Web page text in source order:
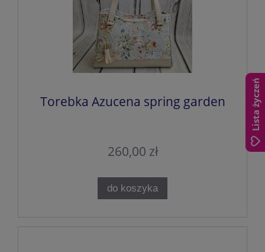
Torebka Azucena spring garden
260,00 zł
do koszyka
Lista życzeń